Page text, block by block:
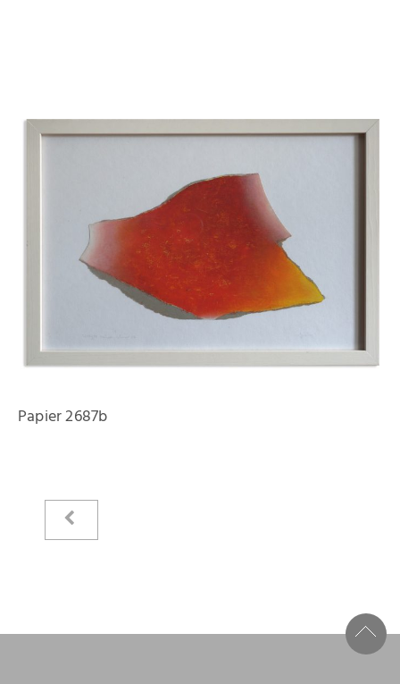
Startseite
Eliashof
Sammlung zur Weltkunst
Neuzugänge
Sammlungsobjekte
Kataloge
Bilder
Papierarbeiten
Malbücher
Papier 2687b